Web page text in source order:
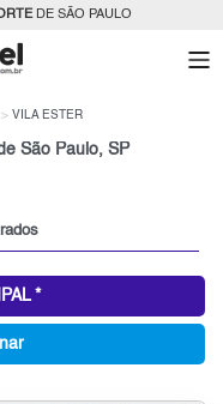
DE SÃO PAULO
VILA ESTER
São Paulo, SP
*